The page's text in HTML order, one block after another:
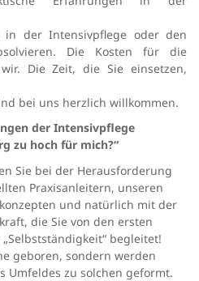
in der Intensivpflege oder den
Die Kosten für die
Die Zeit, die Sie einsetzen,
bei uns herzlich willkommen.
der Intensivpflege
zu hoch für mich?“
Sie bei der Herausforderung
Praxisanleitern, unseren
und natürlich mit der
die Sie von den ersten
begleitet!
geboren, sondern werden
Umfeldes zu solchen geformt.